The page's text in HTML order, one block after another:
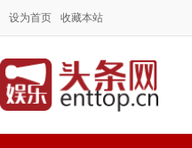
设为首页 收藏本站